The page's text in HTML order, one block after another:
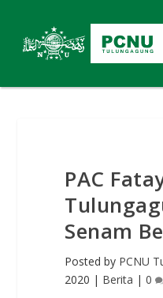
PAC
Senam
Posted by PCNU
2020 | Berita |0